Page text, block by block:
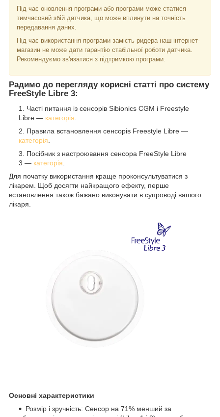
Під час оновлення програми або програми може статися
тимчасовий збій датчика, що може вплинути на точність
передавання даних.
Під час використання програми замість ридера наш інтернет-
магазин не може дати гарантію стабільної роботи датчика.
Рекомендуємо зв'язатися з підтримкою програми.
Радимо до перегляду корисні статті про систему
FreeStyle Libre 3:
Часті питання із сенсорів Sibionics CGM і Freestyle
Libre — категорія.
Правила встановлення сенсорів Freestyle Libre —
категорія.
Посібник з настроювання сенсора FreeStyle Libre
3 — категорія.
Для початку використання краще проконсультуватися з
лікарем. Щоб досягти найкращого ефекту, перше
встановлення також бажано виконувати в супроводі вашого
лікаря.
Основні характеристики
Розмір і зручність: Сенсор на 71% менший за